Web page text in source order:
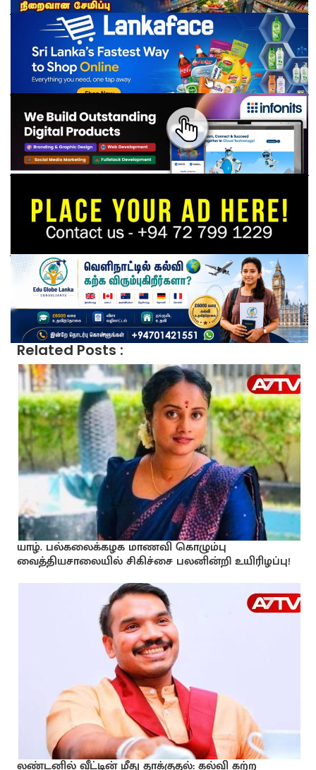
Related Posts :
யாழ். பல்கலைக்கழக மாணவி கொழும்பு
வைத்தியசாலையில் சிகிச்சை பலனின்றி உயிரிழப்பு!
லண்டனில் வீட்டின் மீது தாக்குதல்: கல்வி கற்ற